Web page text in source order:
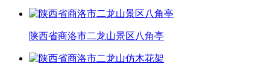
陕西省商洛市二龙山景区八角亭